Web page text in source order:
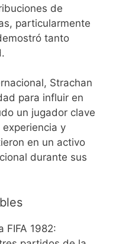
de
particularmente
tanto
Strachan
para influir en
un jugador clave
y
en un activo
durante sus
FIFA 1982: